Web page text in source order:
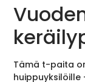
Tämä t-paita
huippuyksilöille